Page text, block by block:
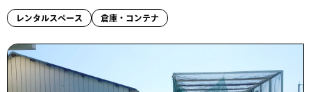
レンタルスペース 倉庫・コンテナ